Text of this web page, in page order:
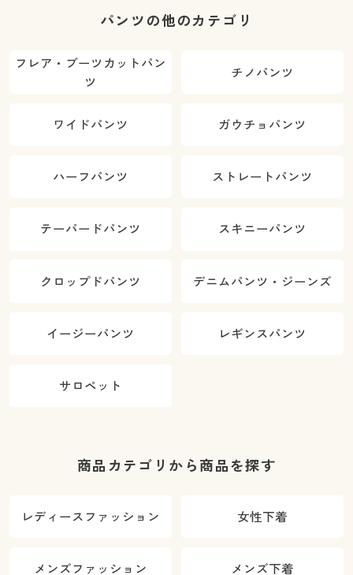
パンツの他のカテゴリ
フレア・ブーツカットパン
ツ
チノパンツ
ワイドパンツ ガウチョパンツ
ハーフパンツ ストレートパンツ
テーパードパンツ スキニーパンツ
クロップドパンツ デニムパンツ・ジーンズ
イージーパンツ レギンスパンツ
サロペット
商品カテゴリから商品を探す
レディースファッション 女性下着
メンズファッション メンズ下着